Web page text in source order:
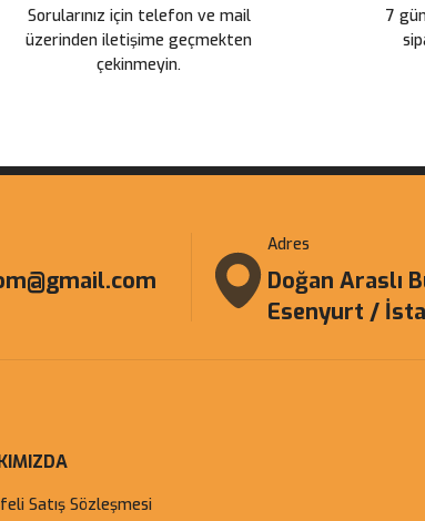
Sorularınız için telefon ve mail
üzerinden iletişime geçmekten
çekinmeyin.
7
Adres
Doğan Araslı
Esenyurt /
Satış Sözleşmesi